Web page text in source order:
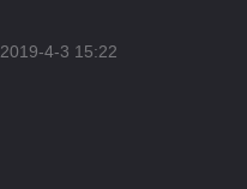
2019-4-3 15:22